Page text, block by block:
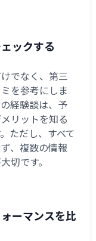
ックする
でなく、第三
を参考にしま
経験談は、予
リットを知る
ただし、すべて
、複数の情報
切です。
ーマンスを比